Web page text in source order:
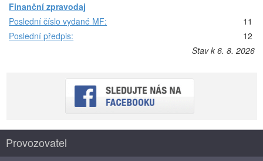
Finanční zpravodaj
Poslední číslo vydané MF:
11
Poslední předpis:
12
Stav k 6. 8. 2026
Provozovatel